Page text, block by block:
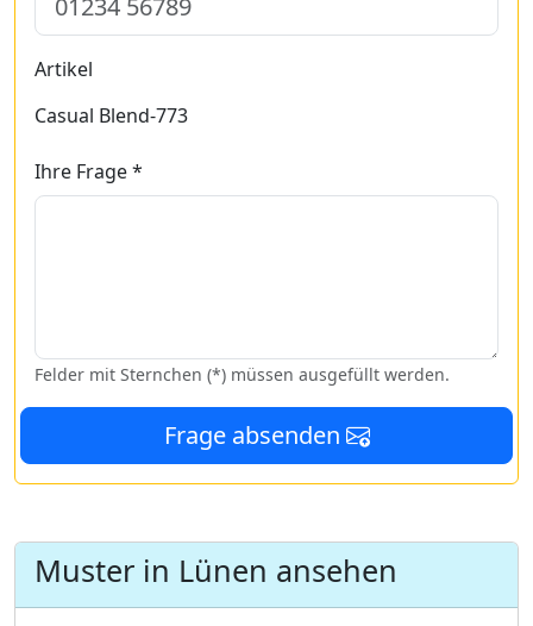
Artikel
Casual Blend-773
Ihre Frage *
Felder mit Sternchen (*) müssen ausgefüllt werden.
Frage absenden
Muster in Lünen ansehen